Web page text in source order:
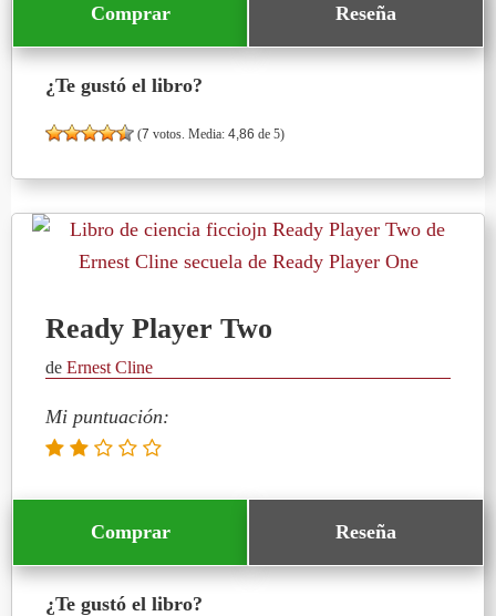
Comprar Reseña
¿Te gustó el libro?
(7 votos. Media: 4,86 de 5)
Ready Player Two
de Ernest Cline
Mi puntuación:
Comprar Reseña
¿Te gustó el libro?